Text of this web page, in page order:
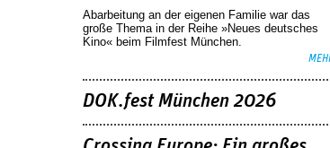
Abarbeitung an der eigenen Familie war das
große Thema in der Reihe »Neues deutsches
Kino« beim Filmfest München.
DOK.fest München 2026